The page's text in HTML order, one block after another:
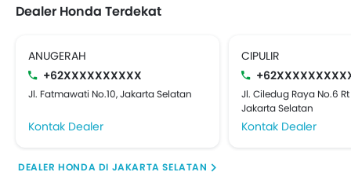
Dealer Honda Terdekat
ANUGERAH
+62XXXXXXXXXX
Jl. Fatmawati No.10, Jakarta Selatan
Kontak Dealer
CIPULIR
Jl. Ciledug Raya No.6
Jakarta Selatan
Kontak Dealer
DEALER HONDA DI JAKARTA SELATAN